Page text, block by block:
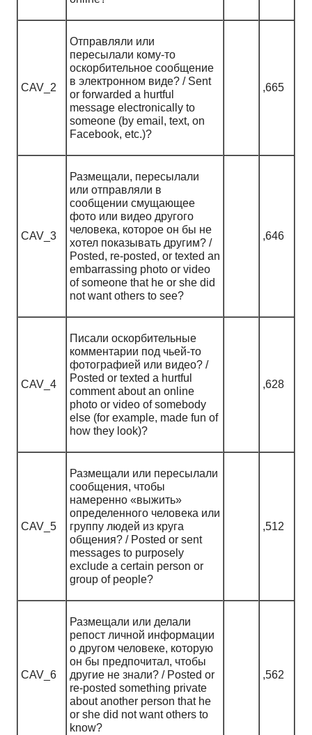
CAV_2
Отправляли или
пересылали кому-то
оскорбительное сообщение
в электронном виде? / Sent
or forwarded a hurtful
message electronically to
someone (by email, text, on
Facebook, etc.)?
,665
CAV_3
Размещали, пересылали
или отправляли в
сообщении смущающее
фото или видео другого
человека, которое он бы не
хотел показывать другим? /
Posted, re-posted, or texted an
embarrassing photo or video
of someone that he or she did
not want others to see?
,646
CAV_4
Писали оскорбительные
комментарии под чьей-то
фотографией или видео? /
Posted or texted a hurtful
comment about an online
photo or video of somebody
else (for example, made fun of
how they look)?
,628
CAV_5
Размещали или пересылали
сообщения, чтобы
намеренно «выжить»
определенного человека или
группу людей из круга
общения? / Posted or sent
messages to purposely
exclude a certain person or
group of people?
,512
CAV_6
Размещали или делали
репост личной информации
о другом человеке, которую
он бы предпочитал, чтобы
другие не знали? / Posted or
re-posted something private
about another person that he
or she did not want others to
know?
,562